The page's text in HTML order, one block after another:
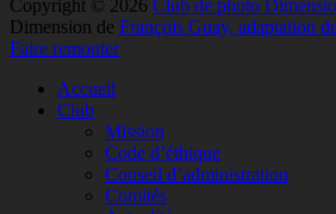
Copyright © 2026 Club de photo
Dimension de François Guay, adaptation
Faire remonter
Accueil
Club
Mission
Code d’éthique
Conseil d’administration
Comités